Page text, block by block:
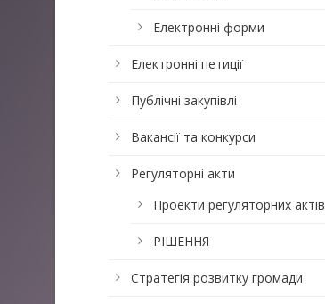
Електронні форми
Електронні петиції
Публічні закупівлі
Вакансії та конкурси
Регуляторні акти
Проекти регуляторних актів
РІШЕННЯ
Стратегія розвитку громади